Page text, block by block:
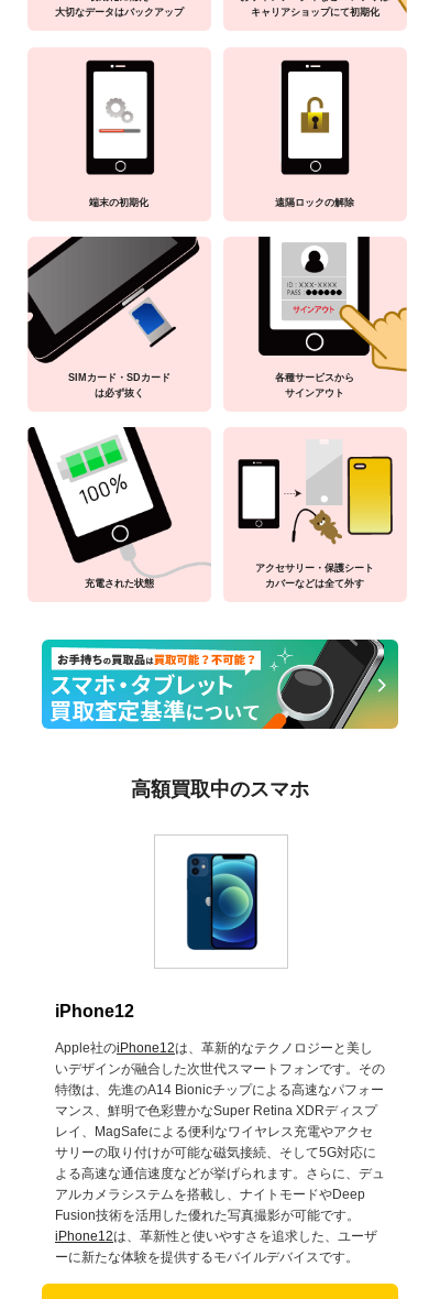
大切なデータはバックアップ
キャリアショップにて初期化
端末の初期化 遠隔ロックの解除
SIMカード・SDカード
は必ず抜く
各種サービスから
サインアウト
充電された状態
アクセサリー・保護シート
カバーなどは全て外す
高額買取中のスマホ
iPhone12
Apple社のiPhone12は、革新的なテクノロジーと美し
いデザインが融合した次世代スマートフォンです。その
特徴は、先進のA14 Bionicチップによる高速なパフォー
マンス、鮮明で色彩豊かなSuper Retina XDRディスプ
レイ、MagSafeによる便利なワイヤレス充電やアクセ
サリーの取り付けが可能な磁気接続、そして5G対応に
よる高速な通信速度などが挙げられます。さらに、デュ
アルカメラシステムを搭載し、ナイトモードやDeep
Fusion技術を活用した優れた写真撮影が可能です。
iPhone12は、革新性と使いやすさを追求した、ユーザ
ーに新たな体験を提供するモバイルデバイスです。